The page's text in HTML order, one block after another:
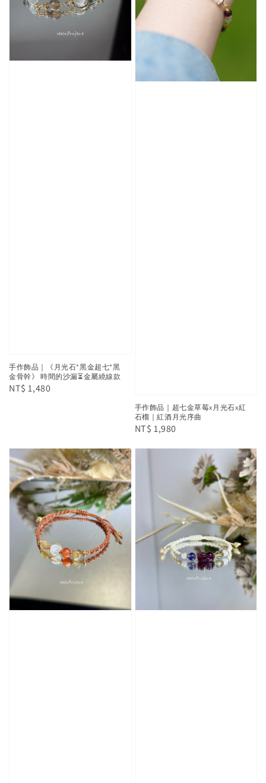
手作飾品｜《月光石*黑金超七*黑
金骨幹》 時間的沙漏⏳金屬繞線款
Regular
NT$ 1,480
手作飾品｜超七金草莓x月光石x紅
石榴｜紅酒月光序曲
Regular
NT$ 1,980